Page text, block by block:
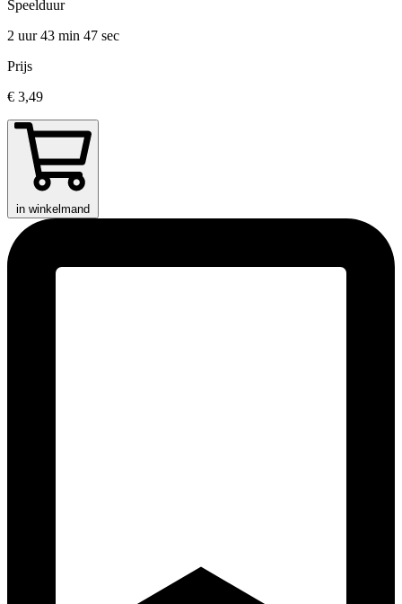
Speelduur
2 uur 43 min 47 sec
Prijs
€ 3,49
in winkelmand